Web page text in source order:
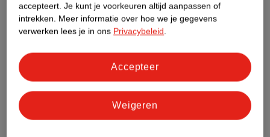
Dit product heeft (nog) geen Nature
Impact Score.
Meer informatie
Bestel & Bezorginformatie
accepteert. Je kunt je voorkeuren altijd aanpassen of
intrekken. Meer informatie over hoe we je gegevens
verwerken lees je in ons Privacybeleid.
Weigeren
Accepteer